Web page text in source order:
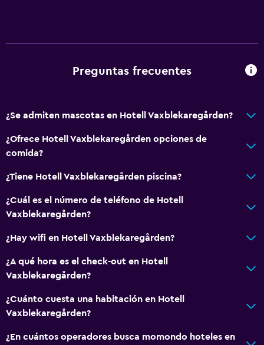
Para no fumadores
Tetera eléctrica
Tetera
General
Vista a una calle tranquila
Habitaciones familiares
Piso de parquet o madera noble
Espacio de almacenamiento
Preguntas frecuentes
¿Se admiten mascotas en Hotell Vaxblekaregården?
¿Ofrece Hotell Vaxblekaregården opciones de
comida?
¿Tiene Hotell Vaxblekaregården piscina?
¿Cuál es el número de teléfono de Hotell
Vaxblekaregården?
¿Hay wifi en Hotell Vaxblekaregården?
¿A qué hora es el check-out en Hotell
Vaxblekaregården?
¿Cuánto cuesta una habitación en Hotell
Vaxblekaregården?
¿En cuántos operadores busca momondo hoteles en